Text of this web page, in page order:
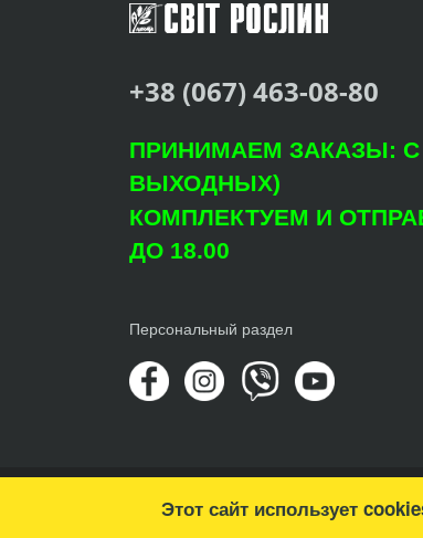
+38 (067) 463-08-80
ПРИНИМАЕМ ЗАКАЗЫ: С
ВЫХОДНЫХ)
КОМПЛЕКТУЕМ И
ДО 18.00
Персональный раздел
© Copyright 2022 Агроцентр "Світ
Этот сайт использует